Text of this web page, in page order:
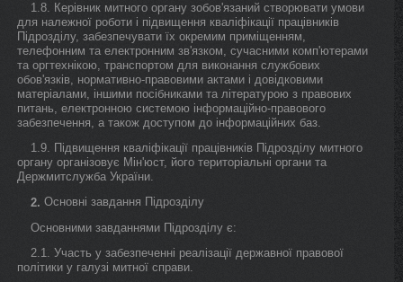
1.8. Керівник митного органу зобов'язаний створювати умови
для належної роботи і підвищення кваліфікації працівників
Підрозділу, забезпечувати їх окремим приміщенням,
телефонним та електронним зв'язком, сучасними комп'ютерами
та оргтехнікою, транспортом для виконання службових
обов'язків, нормативно-правовими актами і довідковими
матеріалами, іншими посібниками та літературою з правових
питань, електронною системою інформаційно-правового
забезпечення, а також доступом до інформаційних баз.
1.9. Підвищення кваліфікації працівників Підрозділу митного
органу організовує Мін'юст, його територіальні органи та
Держмитслужба України.
2. Основні завдання Підрозділу
Основними завданнями Підрозділу є:
2.1. Участь у забезпеченні реалізації державної правової
політики у галузі митної справи.